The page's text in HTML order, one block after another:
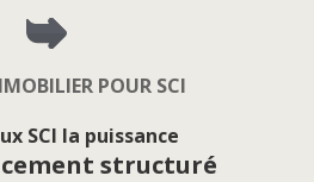
POUR SCI
SCI la puissance
structuré